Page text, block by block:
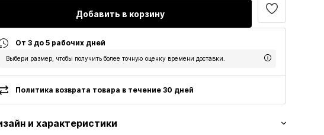
Добавить в корзину
От 3 до 5 рабочих дней
Выбери размер, чтобы получить более точную оценку времени доставки.
Политика возврата товара в течение 30 дней
и характеристики